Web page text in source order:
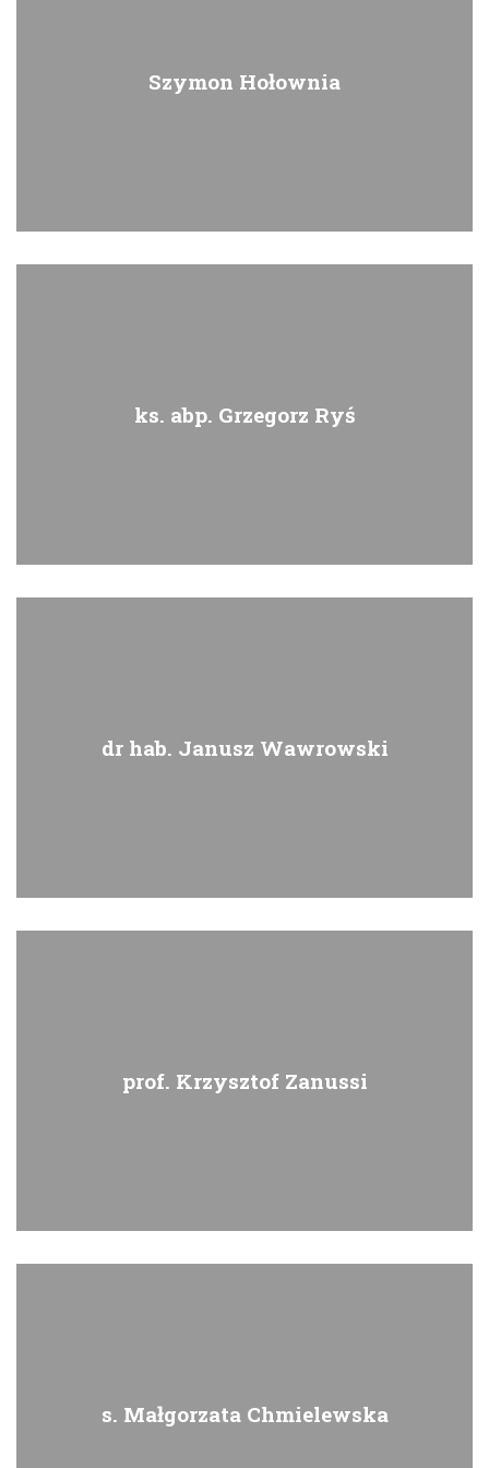
Szymon Hołownia
ks. abp. Grzegorz Ryś
dr hab. Janusz Wawrowski
prof. Krzysztof Zanussi
s. Małgorzata Chmielewska